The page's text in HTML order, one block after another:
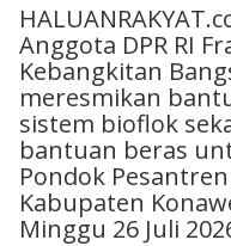
Anggota DPR RI
Kebangkitan
meresmikan
sistem bioflok
bantuan beras
Pondok
Kabupaten
Minggu 26 Juli